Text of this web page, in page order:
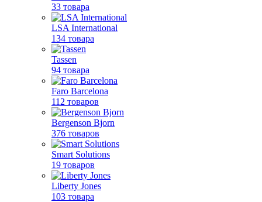
33 товара
LSA International
134 товара
Tassen
94 товара
Faro Barcelona
112 товаров
Bergenson Bjorn
376 товаров
Smart Solutions
19 товаров
Liberty Jones
103 товара